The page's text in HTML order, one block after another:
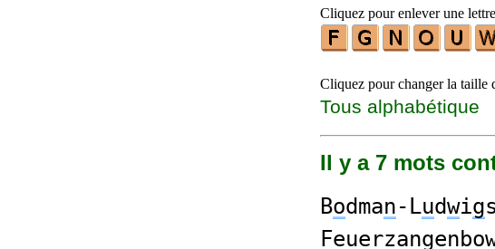
Cliquez pour enlever une lettre
Cliquez pour changer la taille
Tous alphabétique
Il y a 7 mots
Bodman-Ludwig
Feuerzangenb